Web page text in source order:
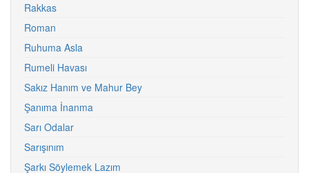
Rakkas
Roman
Ruhuma Asla
Rumeli Havası
Sakız Hanım ve Mahur Bey
Şanıma İnanma
Sarı Odalar
Sarışınım
Şarkı Söylemek Lazım